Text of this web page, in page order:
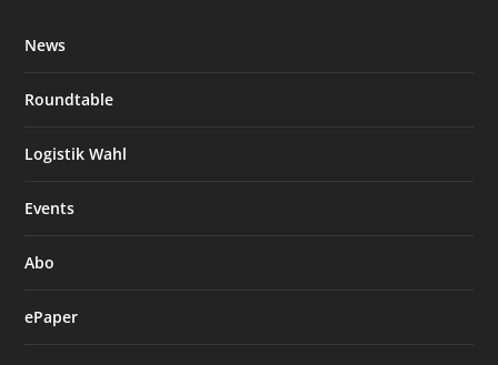
News
Roundtable
Logistik Wahl
Events
Abo
ePaper